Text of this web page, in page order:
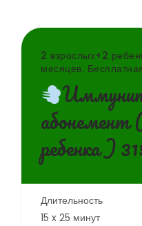
2 взрослых+2
месяцев.
абонемент
ребенка )
Длительность
15 x 25 минут